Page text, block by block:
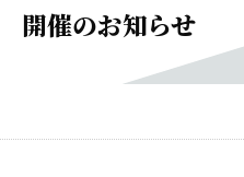
開催のお知らせ